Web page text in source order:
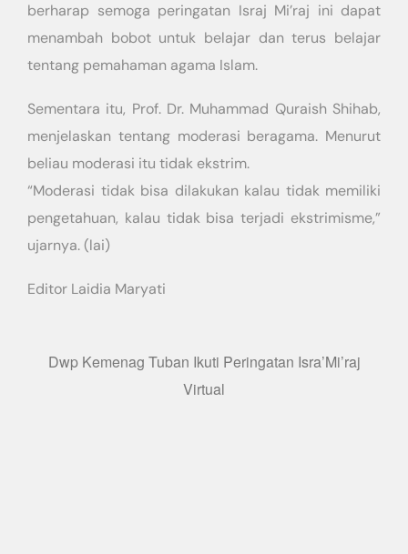
berharap semoga peringatan Israj Mi’raj ini dapat
menambah bobot untuk belajar dan terus belajar
tentang pemahaman agama Islam.
Sementara itu, Prof. Dr. Muhammad Quraish Shihab,
menjelaskan tentang moderasi beragama. Menurut
beliau moderasi itu tidak ekstrim.
“Moderasi tidak bisa dilakukan kalau tidak memiliki
pengetahuan, kalau tidak bisa terjadi ekstrimisme,”
ujarnya. (lai)
Editor Laidia Maryati
Dwp Kemenag Tuban Ikuti Peringatan Isra’Mi’raj
Virtual